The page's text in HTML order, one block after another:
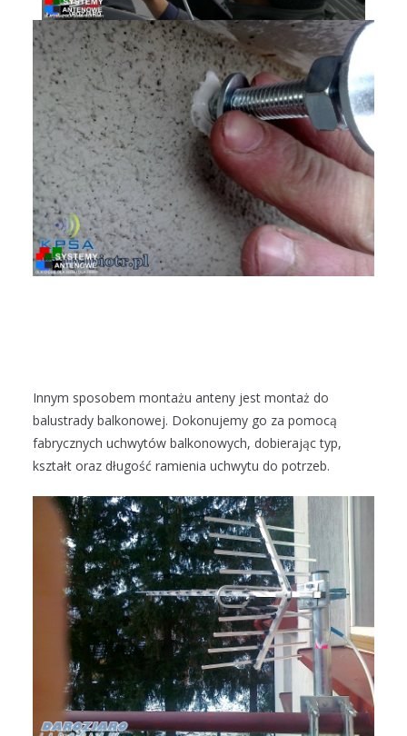
Innym sposobem montażu anteny jest montaż do
balustrady balkonowej. Dokonujemy go za pomocą
fabrycznych uchwytów balkonowych, dobierając typ,
kształt oraz długość ramienia uchwytu do potrzeb.